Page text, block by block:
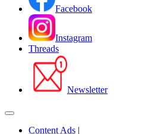
Facebook
Instagram
Threads
Newsletter
Content Ads |